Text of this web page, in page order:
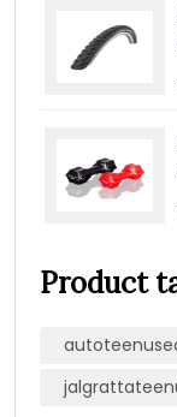
Product